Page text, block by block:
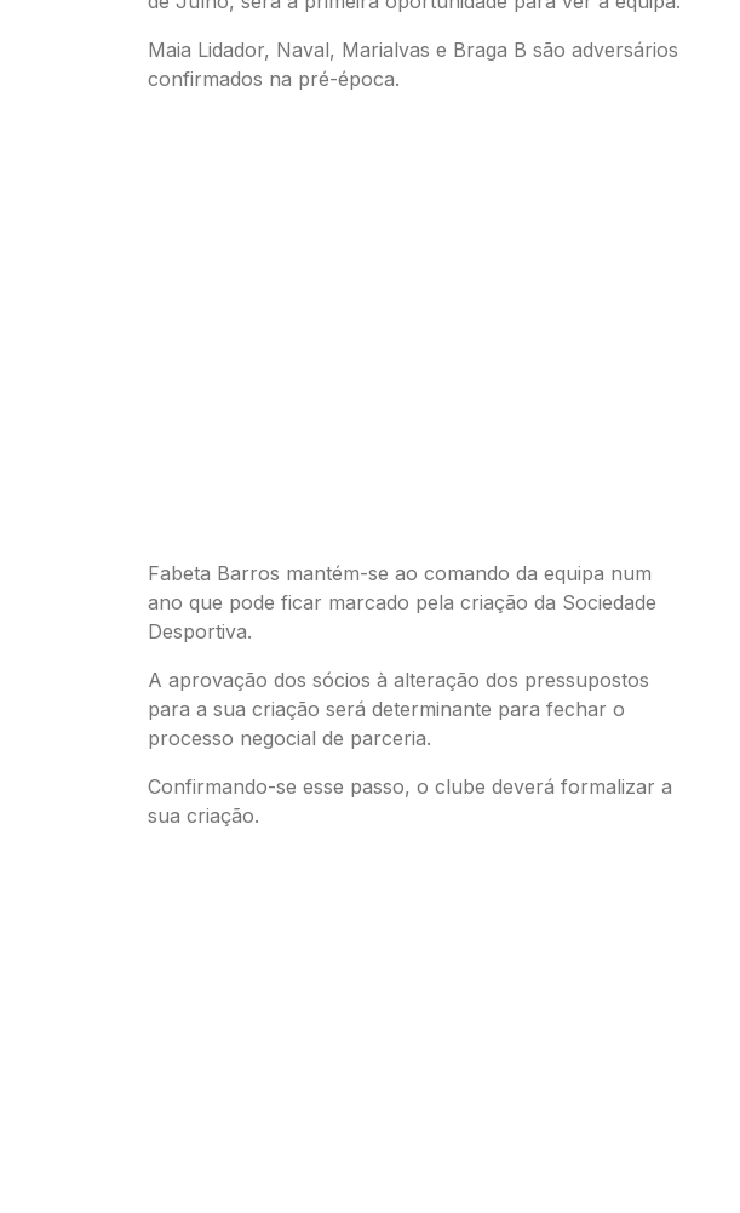
Maia Lidador, Naval, Marialvas e Braga B são adversários
confirmados na pré-época.
Fabeta Barros mantém-se ao comando da equipa num
ano que pode ficar marcado pela criação da Sociedade
Desportiva.
A aprovação dos sócios à alteração dos pressupostos
para a sua criação será determinante para fechar o
processo negocial de parceria.
Confirmando-se esse passo, o clube deverá formalizar a
sua criação.